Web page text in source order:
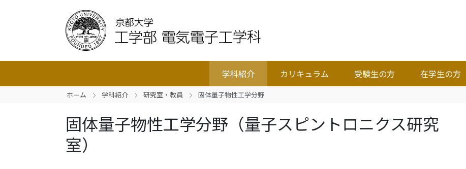
学科紹介 カリキュラム 受験生の方 在学生の方
ホーム 学科紹介 研究室・教員 固体量子物性工学分野
固体量子物性工学分野（量子スピントロニクス研究
室）